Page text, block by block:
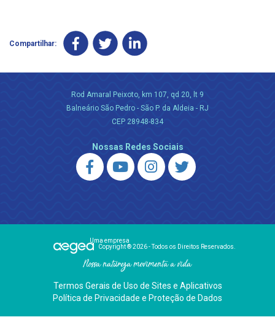
Compartilhar:
Rod Amaral Peixoto, km 107, qd 20, lt 9
Balneário São Pedro - São P. da Aldeia - RJ
CEP 28948-834
Nossas Redes Sociais
Uma empresa
Copyright ® 2026 - Todos os Direitos Reservados.
Nossa natureza movimenta a vida
Termos Gerais de Uso de Sites e Aplicativos
Política de Privacidade e Proteção de Dados